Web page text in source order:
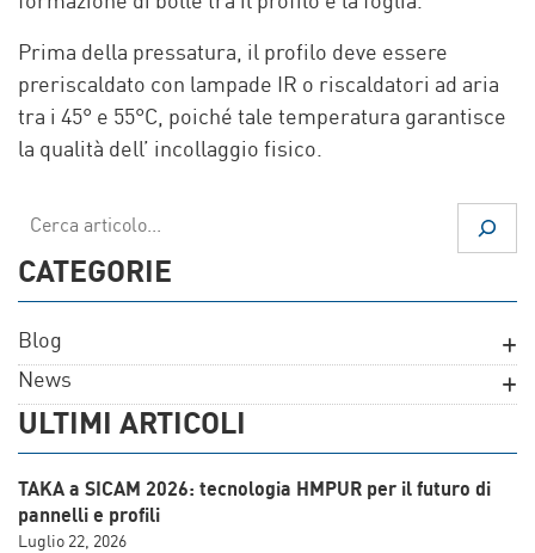
Prima della pressatura, il profilo deve essere
preriscaldato con lampade IR o riscaldatori ad aria
tra i 45° e 55°C, poiché tale temperatura garantisce
la qualità dell’ incollaggio fisico.
Cerca
CATEGORIE
Blog
News
ULTIMI ARTICOLI
TAKA a SICAM 2026: tecnologia HMPUR per il futuro di
pannelli e profili
Luglio 22, 2026